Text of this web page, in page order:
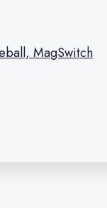
MagSwitch